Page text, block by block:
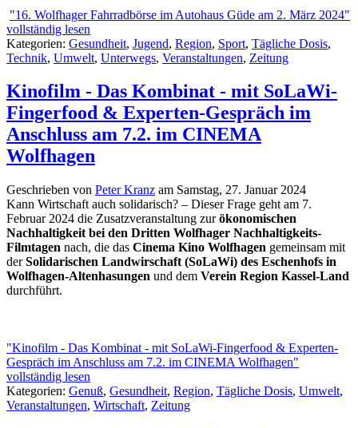
"16. Wolfhager Fahrradbörse im Autohaus Güde am 2. März 2024"
vollständig lesen
Kategorien: Gesundheit, Jugend, Region, Sport, Tägliche Dosis,
Technik, Umwelt, Unterwegs, Veranstaltungen, Zeitung
Kinofilm - Das Kombinat - mit SoLaWi-
Fingerfood & Experten-Gespräch im
Anschluss am 7.2. im CINEMA
Wolfhagen
Geschrieben von Peter Kranz am Samstag, 27. Januar 2024
Kann Wirtschaft auch solidarisch? – Dieser Frage geht am 7.
Februar 2024 die Zusatzveranstaltung zurökonomischen
Nachhaltigkeit bei den Dritten Wolfhager Nachhaltigkeits-
Filmtagen nach, die das Cinema Kino Wolfhagen gemeinsam mit
derSolidarischen Landwirschaft (SoLaWi) des Eschenhofs in
Wolfhagen-Altenhasungen und dem Verein Region Kassel-Land
durchführt.
"Kinofilm - Das Kombinat - mit SoLaWi-Fingerfood & Experten-
Gespräch im Anschluss am 7.2. im CINEMA Wolfhagen"
vollständig lesen
Kategorien: Genuß, Gesundheit, Region, Tägliche Dosis, Umwelt,
Veranstaltungen, Wirtschaft, Zeitung